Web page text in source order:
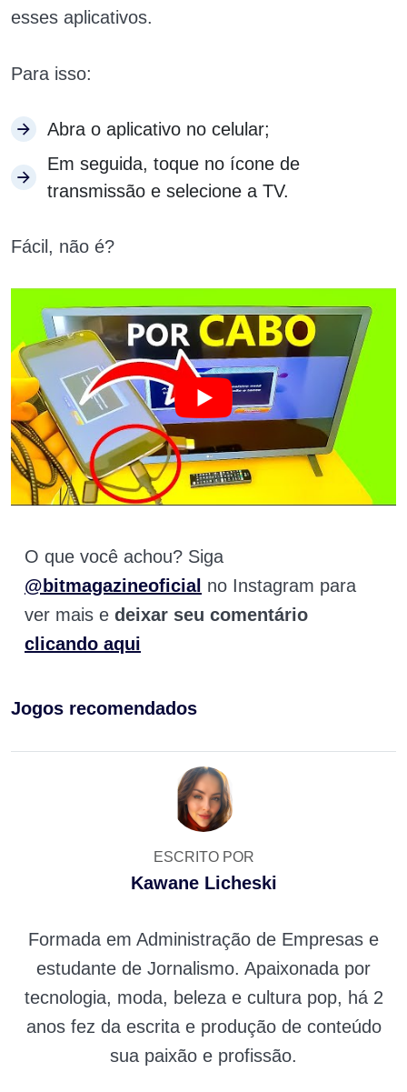
esses aplicativos.
Para isso:
Abra o aplicativo no celular;
Em seguida, toque no ícone de
transmissão e selecione a TV.
Fácil, não é?
O que você achou? Siga
@bitmagazineoficial no Instagram para
ver mais e deixar seu comentário
clicando aqui
Jogos recomendados
ESCRITO POR
Kawane Licheski
Formada em Administração de Empresas e
estudante de Jornalismo. Apaixonada por
tecnologia, moda, beleza e cultura pop, há 2
anos fez da escrita e produção de conteúdo
sua paixão e profissão.